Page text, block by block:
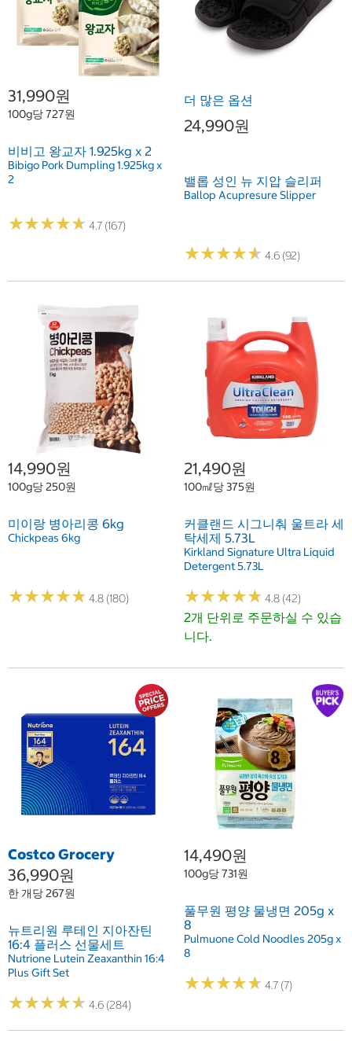
31,990원
100g당 727원
비비고 왕교자 1.925kg x 2
Bibigo Pork Dumpling 1.925kg x
2
★★★★★
★★★★★ 4.7 (167)
더 많은 옵션
24,990원
밸롭 성인 뉴 지압 슬리퍼
Ballop Acupresure Slipper
★★★★★
★★★★★ 4.6 (92)
14,990원
100g당 250원
미이랑 병아리콩 6kg
Chickpeas 6kg
★★★★★
★★★★★ 4.8 (180)
21,490원
100㎖당 375원
커클랜드 시그니춰 울트라 세
탁세제 5.73L
Kirkland Signature Ultra Liquid
Detergent 5.73L
★★★★★
★★★★★ 4.8 (42)
2개 단위로 주문하실 수 있습
니다.
Costco Grocery
36,990원
한 개당 267원
뉴트리원 루테인 지아잔틴
16:4 플러스 선물세트
Nutrione Lutein Zeaxanthin 16:4
Plus Gift Set
★★★★★
★★★★★ 4.6 (284)
14,490원
100g당 731원
풀무원 평양 물냉면 205g x
8
Pulmuone Cold Noodles 205g x
8
★★★★★
★★★★★ 4.7 (7)